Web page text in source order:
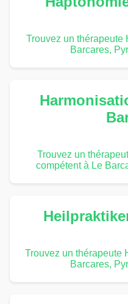
Trouvez un thérapeute
Barcares,
Trouvez un
compétent à Le
Trouvez un thérapeute
Barcares,